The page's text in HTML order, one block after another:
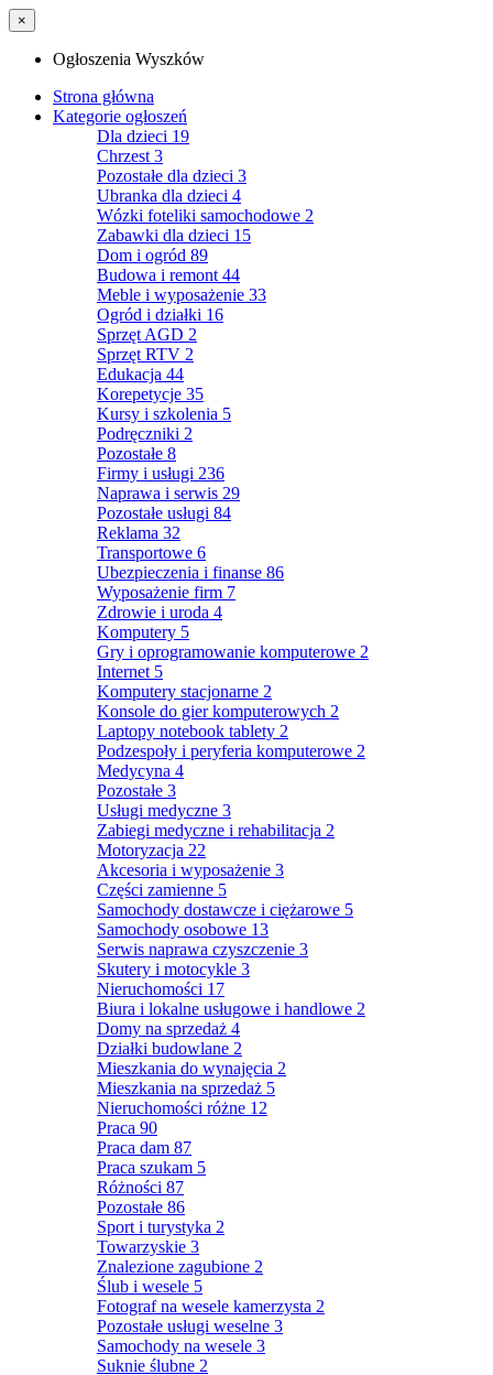
×
Ogłoszenia Wyszków
Strona główna
Kategorie ogłoszeń
Dla dzieci 19
Chrzest 3
Pozostałe dla dzieci 3
Ubranka dla dzieci 4
Wózki foteliki samochodowe 2
Zabawki dla dzieci 15
Dom i ogród 89
Budowa i remont 44
Meble i wyposażenie 33
Ogród i działki 16
Sprzęt AGD 2
Sprzęt RTV 2
Edukacja 44
Korepetycje 35
Kursy i szkolenia 5
Podręczniki 2
Pozostałe 8
Firmy i usługi 236
Naprawa i serwis 29
Pozostałe usługi 84
Reklama 32
Transportowe 6
Ubezpieczenia i finanse 86
Wyposażenie firm 7
Zdrowie i uroda 4
Komputery 5
Gry i oprogramowanie komputerowe 2
Internet 5
Komputery stacjonarne 2
Konsole do gier komputerowych 2
Laptopy notebook tablety 2
Podzespoły i peryferia komputerowe 2
Medycyna 4
Pozostałe 3
Usługi medyczne 3
Zabiegi medyczne i rehabilitacja 2
Motoryzacja 22
Akcesoria i wyposażenie 3
Części zamienne 5
Samochody dostawcze i ciężarowe 5
Samochody osobowe 13
Serwis naprawa czyszczenie 3
Skutery i motocykle 3
Nieruchomości 17
Biura i lokalne usługowe i handlowe 2
Domy na sprzedaż 4
Działki budowlane 2
Mieszkania do wynajęcia 2
Mieszkania na sprzedaż 5
Nieruchomości różne 12
Praca 90
Praca dam 87
Praca szukam 5
Różności 87
Pozostałe 86
Sport i turystyka 2
Towarzyskie 3
Znalezione zagubione 2
Ślub i wesele 5
Fotograf na wesele kamerzysta 2
Pozostałe usługi weselne 3
Samochody na wesele 3
Suknie ślubne 2